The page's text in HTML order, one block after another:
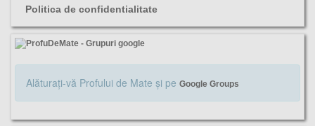
Politica de confidentialitate
Alăturaţi-vă Profului de Mate şi pe Google Groups